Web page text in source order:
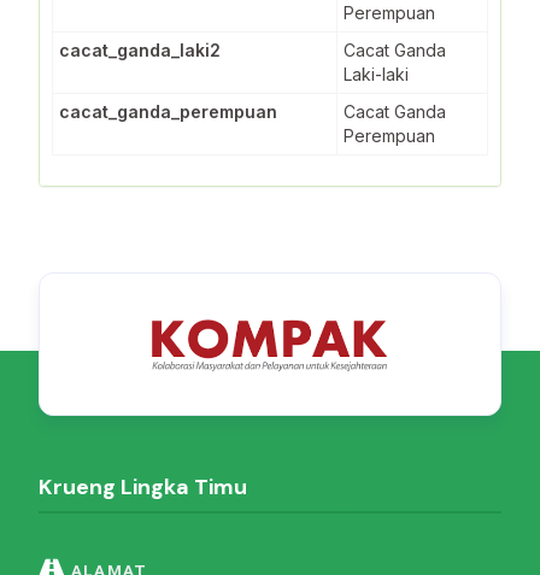
Perempuan
cacat_ganda_laki2
Cacat Ganda
Laki-laki
cacat_ganda_perempuan
Cacat Ganda
Perempuan
Krueng Lingka Timu
ALAMAT